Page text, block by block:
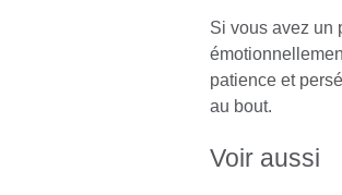
Si vous avez un
patience et
au bout.
Voir aussi